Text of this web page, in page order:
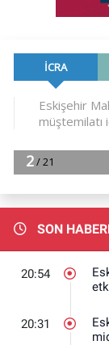
SON
20:54
20:31